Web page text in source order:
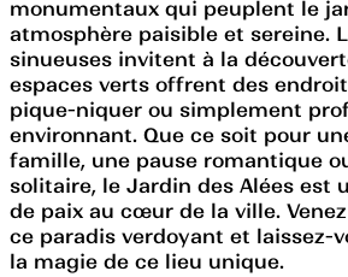
monumentaux qui peuplent le
atmosphère paisible et sereine.
sinueuses invitent à la
espaces verts offrent des
pique-niquer ou simplement
environnant. Que ce soit pour
famille, une pause romantique
solitaire, le Jardin des Alées est
de paix au cœur de la ville.
ce paradis verdoyant et laissez-
la magie de ce lieu unique.